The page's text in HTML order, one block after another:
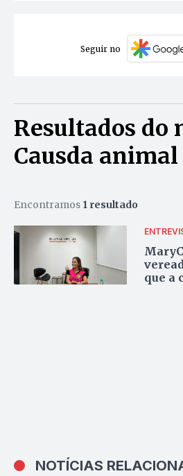
Seguir no
Resultados do
Causda animal
Encontramos 1 resultado
que a
NOTÍCIAS